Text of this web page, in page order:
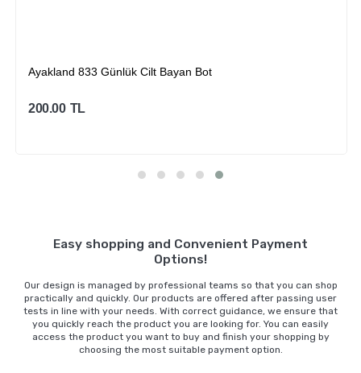
Ayakland 833 Günlük Cilt Bayan Bot
200.00 TL
Easy shopping and Convenient Payment
Options!
Our design is managed by professional teams so that you can shop
practically and quickly. Our products are offered after passing user
tests in line with your needs. With correct guidance, we ensure that
you quickly reach the product you are looking for. You can easily
access the product you want to buy and finish your shopping by
choosing the most suitable payment option.